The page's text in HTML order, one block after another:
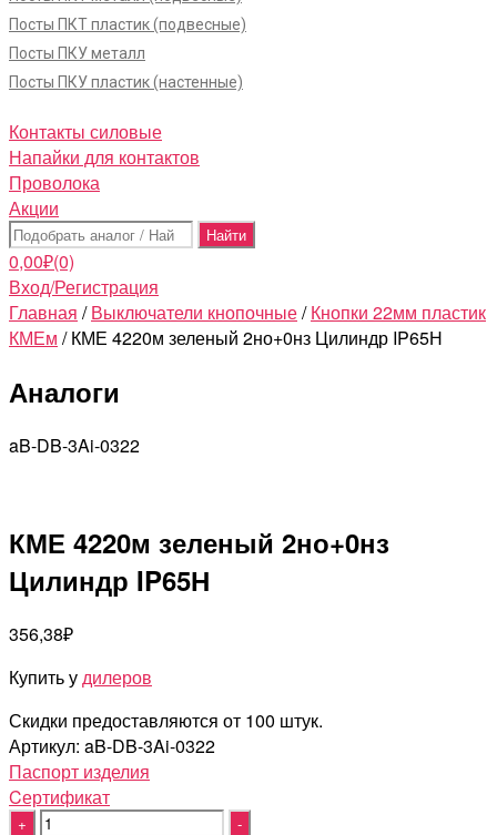
Посты ПКТ пластик (подвесные)
Посты ПКУ металл
Посты ПКУ пластик (настенные)
Контакты силовые
Напайки для контактов
Проволока
Акции
Поиск:
0,00₽(0)
Вход/Регистрация
Главная /Выключатели кнопочные/Кнопки 22мм пластик
КМЕм / КМЕ 4220м зеленый 2но+0нз Цилиндр IP65Н
Аналоги
aB-DB-3Ai-0322
КМЕ 4220м зеленый 2но+0нз
Цилиндр IP65Н
356,38₽
Купить удилеров
Скидки предоставляются от 100 штук.
Артикул: aB-DB-3Ai-0322
Паспорт изделия
Cертификат
Quantity